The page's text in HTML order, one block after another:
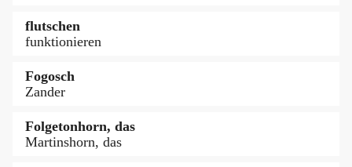
flutschen
funktionieren
Fogosch
Zander
Folgetonhorn, das
Martinshorn, das